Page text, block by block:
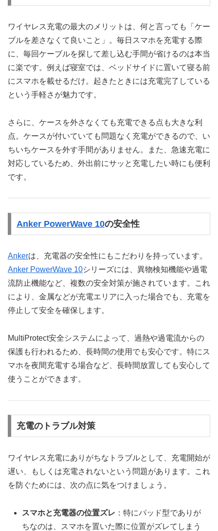
ワイヤレス充電の最大のメリットは、何と言っても「ケー
ブルを差さなくて良いこと」。毎日スマホを充電する際
に、毎回ケーブルを探して差し込む手間が省けるのは本当
に楽です。例えば寝室では、ベッドサイドに置いて寝る前
にスマホを載せるだけ。起きたときには充電完了している
という手軽さが魅力です。
さらに、ケースを外さなくても充電できる点も大きな利
点。ケースが付いていても問題なく充電ができるので、い
ちいちケースを外す手間がありません。また、急速充電に
対応しているため、外出前にサッと充電したい時にも便利
です。
Anker PowerWave 10の安全性
Ankerは、充電器の安全性にもこだわりを持っています。
Anker PowerWave 10シリーズには、異物検知機能や過電
流防止機能など、複数の安全対策が施されています。これ
により、金属などが充電エリアに入った場合でも、充電を
停止して安全を確保します。
MultiProtect安全システムによって、過熱や過電流からの
保護も行われるため、長時間の使用でも安心です。特にス
マホを夜間充電する場合など、長時間放置しても安心して
使うことができます。
充電のトラブル対策
ワイヤレス充電にありがちなトラブルとして、充電開始が
遅い、もしくは充電されないという問題があります。これ
を防ぐためには、次の点に気をつけましょう。
スマホと充電器の位置ズレ ：特にパッド型でありが
ちなのは、スマホを置いた際に位置がズレてしまう